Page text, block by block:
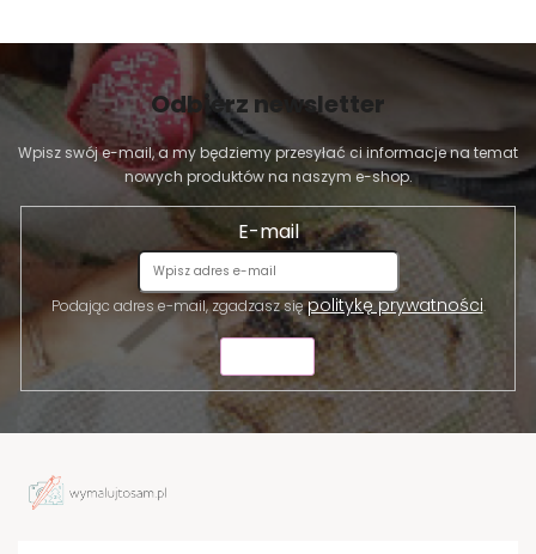
Odbierz newsletter
Wpisz swój e-mail, a my będziemy przesyłać ci informacje na temat
nowych produktów na naszym e-shop.
E-mail
Podając adres e-mail, zgadzasz siępolitykę prywatności.